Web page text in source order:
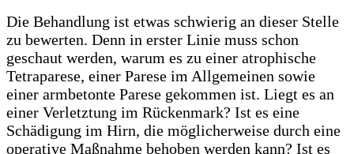
Die Behandlung ist etwas schwierig an dieser Stelle
zu bewerten. Denn in erster Linie muss schon
geschaut werden, warum es zu einer atrophische
Tetraparese, einer Parese im Allgemeinen sowie
einer armbetonte Parese gekommen ist. Liegt es an
einer Verletztung im Rückenmark? Ist es eine
Schädigung im Hirn, die möglicherweise durch eine
operative Maßnahme behoben werden kann? Ist es